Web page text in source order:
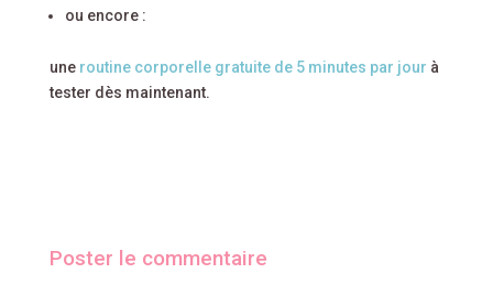
ou encore :
une routine corporelle gratuite de 5 minutes par jour à
tester dès maintenant.
Poster le commentaire